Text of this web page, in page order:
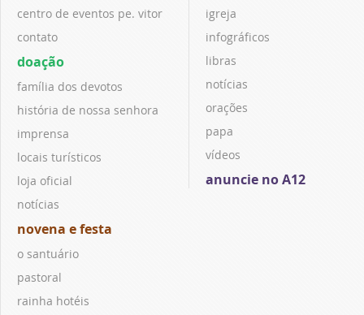
centro de eventos pe. vitor
contato
doação
família dos devotos
história de nossa senhora
imprensa
locais turísticos
loja oficial
notícias
novena e festa
o santuário
pastoral
rainha hotéis
igreja
infográficos
libras
notícias
orações
papa
vídeos
anuncie no A12